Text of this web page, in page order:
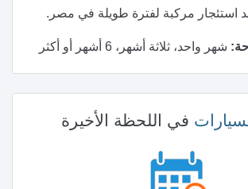
استئجار مركبة لفترة طويلة في مصر.
شهر واحد، ثلاثة أشهر، 6 أشهر أو أكثر
في اللحظة الأخيرة